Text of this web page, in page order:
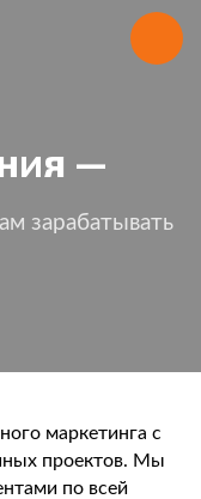
—
зарабатывать
маркетинга с
проектов. Мы
по всей